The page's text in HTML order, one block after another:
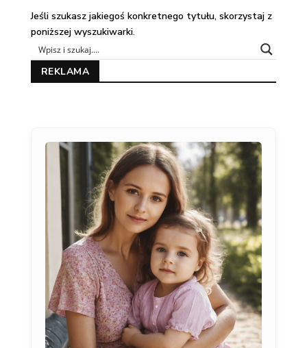
Jeśli szukasz jakiegoś konkretnego tytułu, skorzystaj z
poniższej wyszukiwarki.
REKLAMA